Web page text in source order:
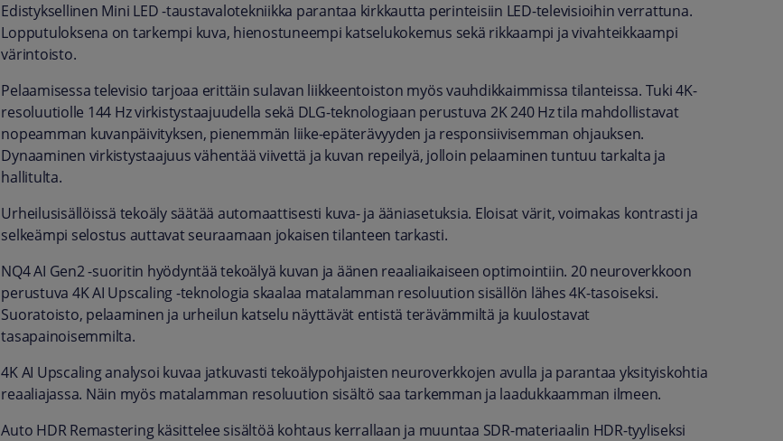
Edistyksellinen Mini LED -taustavalotekniikka parantaa kirkkautta perinteisiin LED-televisioihin verrattuna.
Lopputuloksena on tarkempi kuva, hienostuneempi katselukokemus sekä rikkaampi ja vivahteikkaampi
värintoisto.
Pelaamisessa televisio tarjoaa erittäin sulavan liikkeentoiston myös vauhdikkaimmissa tilanteissa. Tuki 4K-
resoluutiolle 144 Hz virkistystaajuudella sekä DLG-teknologiaan perustuva 2K 240 Hz tila mahdollistavat
nopeamman kuvanpäivityksen, pienemmän liike-epäterävyyden ja responsiivisemman ohjauksen.
Dynaaminen virkistystaajuus vähentää viivettä ja kuvan repeilyä, jolloin pelaaminen tuntuu tarkalta ja
hallitulta.
Urheilusisällöissä tekoäly säätää automaattisesti kuva- ja ääniasetuksia. Eloisat värit, voimakas kontrasti ja
selkeämpi selostus auttavat seuraamaan jokaisen tilanteen tarkasti.
NQ4 AI Gen2 -suoritin hyödyntää tekoälyä kuvan ja äänen reaaliaikaiseen optimointiin. 20 neuroverkkoon
perustuva 4K AI Upscaling -teknologia skaalaa matalamman resoluution sisällön lähes 4K-tasoiseksi.
Suoratoisto, pelaaminen ja urheilun katselu näyttävät entistä terävämmiltä ja kuulostavat
tasapainoisemmilta.
4K AI Upscaling analysoi kuvaa jatkuvasti tekoälypohjaisten neuroverkkojen avulla ja parantaa yksityiskohtia
reaaliajassa. Näin myös matalamman resoluution sisältö saa tarkemman ja laadukkaamman ilmeen.
Auto HDR Remastering käsittelee sisältöä kohtaus kerrallaan ja muuntaa SDR-materiaalin HDR-tyyliseksi